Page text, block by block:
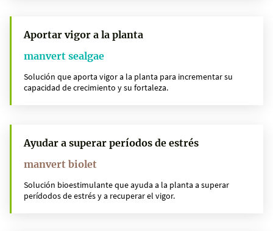
Aportar vigor a la planta
manvert sealgae
Solución que aporta vigor a la planta para incrementar su
capacidad de crecimiento y su fortaleza.
Ayudar a superar períodos de estrés
manvert biolet
Solución bioestimulante que ayuda a la planta a superar
perídodos de estrés y a recuperar el vigor.